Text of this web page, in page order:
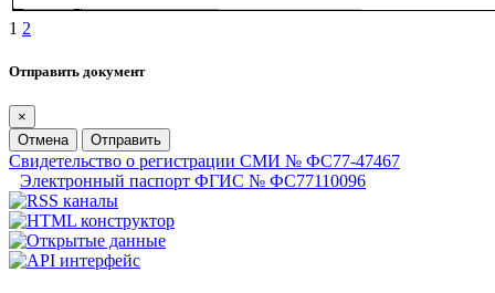
1 2
Отправить документ
×
Отмена
Отправить
Свидетельство о регистрации СМИ № ФС77-47467
Электронный паспорт ФГИС № ФС77110096